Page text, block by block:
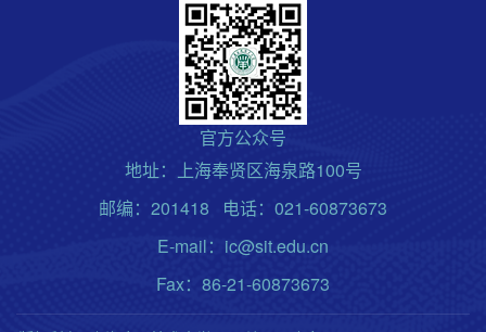
官方公众号
地址：上海奉贤区海泉路100号
邮编：201418 电话：021-60873673
E-mail：ic@sit.edu.cn
Fax：86-21-60873673